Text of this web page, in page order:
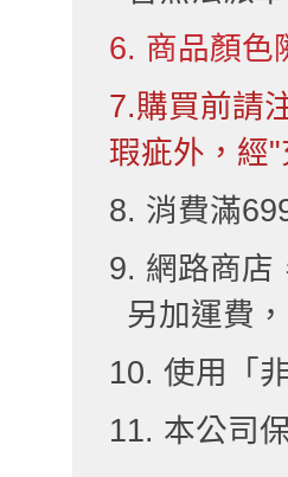
6. 商品顏色
7.購買前請
瑕疵外，經
8. 消費滿
9. 網路商店
另加運費
10. 使用「
11. 本公司